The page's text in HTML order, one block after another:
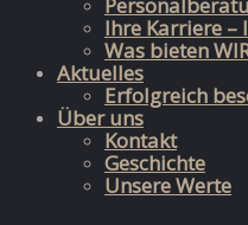
Ihre Karriere –
Was bieten
Aktuelles
Erfolgreich
Über uns
Kontakt
Geschichte
Unsere Werte